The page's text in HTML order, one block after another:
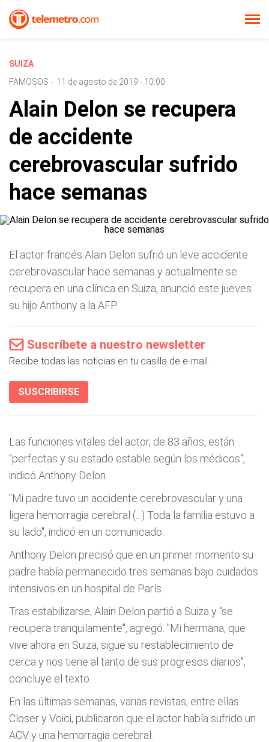
SUIZA
FAMOSOS - 11 de agosto de 2019 - 10:00
Alain Delon se recupera
de accidente
cerebrovascular sufrido
hace semanas
El actor francés Alain Delon sufrió un leve accidente
cerebrovascular hace semanas y actualmente se
recupera en una clínica en Suiza, anunció este jueves
su hijo Anthony a la AFP.
Suscríbete a nuestro newsletter
Recibe todas las noticias en tu casilla de e-mail.
SUSCRIBIRSE
Las funciones vitales del actor, de 83 años, están
"perfectas y su estado estable según los médicos",
indicó Anthony Delon.
"Mi padre tuvo un accidente cerebrovascular y una
ligera hemorragia cerebral (...) Toda la familia estuvo a
su lado", indicó en un comunicado.
Anthony Delon precisó que en un primer momento su
padre había permanecido tres semanas bajo cuidados
intensivos en un hospital de París.
Tras estabilizarse, Alain Delon partió a Suiza y "se
recupera tranquilamente", agregó. "Mi hermana, que
vive ahora en Suiza, sigue su restablecimiento de
cerca y nos tiene al tanto de sus progresos diarios",
concluye el texto.
En las últimas semanas, varias revistas, entre ellas
Closer y Voici, publicaron que el actor había sufrido un
ACV y una hemorragia cerebral.